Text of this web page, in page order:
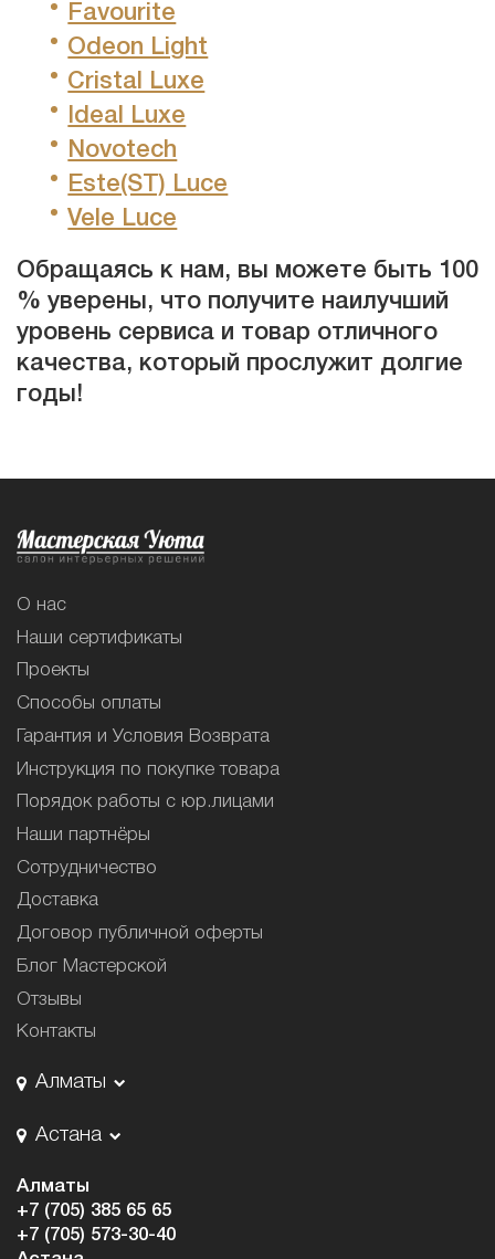
Favourite
Odeon Light
Cristal Luxe
Ideal Luxe
Novotech
Este(ST) Luce
Vele Luce
Обращаясь к нам, вы можете быть 100
% уверены, что получите наилучший
уровень сервиса и товар отличного
качества, который прослужит долгие
годы!
О нас
Наши сертификаты
Проекты
Способы оплаты
Гарантия и Условия Возврата
Инструкция по покупке товара
Порядок работы с юр.лицами
Наши партнёры
Сотрудничество
Доставка
Договор публичной оферты
Блог Мастерской
Отзывы
Контакты
Алматы
Астана
Алматы
+7 (705) 385 65 65
+7 (705) 573-30-40